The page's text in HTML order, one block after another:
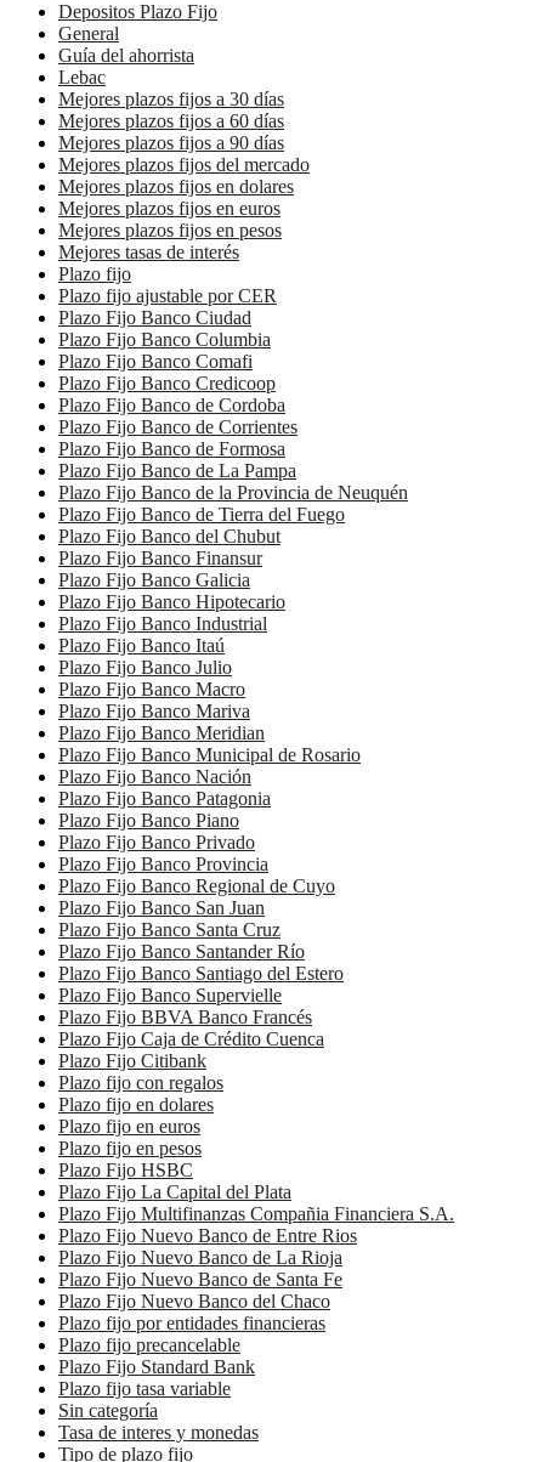
Depositos Plazo Fijo
General
Guía del ahorrista
Lebac
Mejores plazos fijos a 30 días
Mejores plazos fijos a 60 días
Mejores plazos fijos a 90 días
Mejores plazos fijos del mercado
Mejores plazos fijos en dolares
Mejores plazos fijos en euros
Mejores plazos fijos en pesos
Mejores tasas de interés
Plazo fijo
Plazo fijo ajustable por CER
Plazo Fijo Banco Ciudad
Plazo Fijo Banco Columbia
Plazo Fijo Banco Comafi
Plazo Fijo Banco Credicoop
Plazo Fijo Banco de Cordoba
Plazo Fijo Banco de Corrientes
Plazo Fijo Banco de Formosa
Plazo Fijo Banco de La Pampa
Plazo Fijo Banco de la Provincia de Neuquén
Plazo Fijo Banco de Tierra del Fuego
Plazo Fijo Banco del Chubut
Plazo Fijo Banco Finansur
Plazo Fijo Banco Galicia
Plazo Fijo Banco Hipotecario
Plazo Fijo Banco Industrial
Plazo Fijo Banco Itaú
Plazo Fijo Banco Julio
Plazo Fijo Banco Macro
Plazo Fijo Banco Mariva
Plazo Fijo Banco Meridian
Plazo Fijo Banco Municipal de Rosario
Plazo Fijo Banco Nación
Plazo Fijo Banco Patagonia
Plazo Fijo Banco Piano
Plazo Fijo Banco Privado
Plazo Fijo Banco Provincia
Plazo Fijo Banco Regional de Cuyo
Plazo Fijo Banco San Juan
Plazo Fijo Banco Santa Cruz
Plazo Fijo Banco Santander Río
Plazo Fijo Banco Santiago del Estero
Plazo Fijo Banco Supervielle
Plazo Fijo BBVA Banco Francés
Plazo Fijo Caja de Crédito Cuenca
Plazo Fijo Citibank
Plazo fijo con regalos
Plazo fijo en dolares
Plazo fijo en euros
Plazo fijo en pesos
Plazo Fijo HSBC
Plazo Fijo La Capital del Plata
Plazo Fijo Multifinanzas Compañia Financiera S.A.
Plazo Fijo Nuevo Banco de Entre Rios
Plazo Fijo Nuevo Banco de La Rioja
Plazo Fijo Nuevo Banco de Santa Fe
Plazo Fijo Nuevo Banco del Chaco
Plazo fijo por entidades financieras
Plazo fijo precancelable
Plazo Fijo Standard Bank
Plazo fijo tasa variable
Sin categoría
Tasa de interes y monedas
Tipo de plazo fijo